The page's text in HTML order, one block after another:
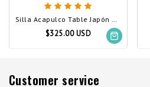
Silla Acapulco Table Japón XL White
$325.00 USD
Customer service